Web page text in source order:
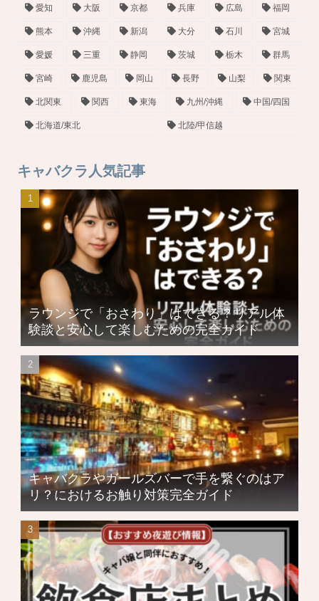
愛知 大阪 京都 兵庫 広島 福岡
熊本 沖縄 新潟 大分 石川 宮城
愛媛 三重 静岡 茨城 栃木 群馬
宮崎 鹿児島 岡山 長野 山梨 関東
北関東 関西 東海 九州/沖縄 中国/四国
北海道/東北 北陸/甲信越
キャバクラ人気記事
ラウンジで「おさわり」はできる？リアル体
験談と安心して楽しむための完全ガイド
キャバクラやガールズバーで手を繋ぐのはア
リ？におけるお触り対策完全ガイド